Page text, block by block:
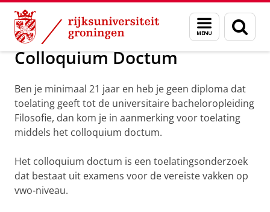
Skip
Content
Skip
Navigation
Menu
en
zoeken
Over ons Filosofie: iets voor jou?
Colloquium Doctum
Ben je minimaal 21 jaar en heb je geen diploma dat
toelating geeft tot de universitaire bacheloropleiding
Filosofie, dan kom je in aanmerking voor toelating
middels het colloquium doctum.
Het colloquium doctum is een toelatingsonderzoek
dat bestaat uit examens voor de vereiste vakken op
vwo-niveau.